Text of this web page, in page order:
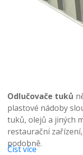
Odlučovače tuků
plastové nádoby
tuků, olejů a jiných
restaurační
podobně.
Číst více